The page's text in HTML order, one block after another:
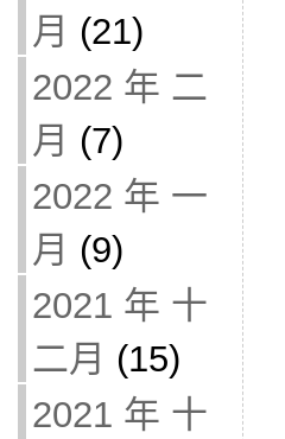
月 (21)
2022 年 二
月 (7)
2022 年 一
月 (9)
2021 年 十
二月 (15)
2021 年 十